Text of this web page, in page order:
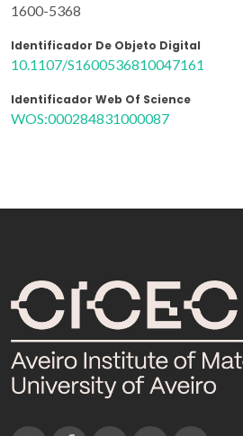
1600-5368
Identificador De Objeto Digital
10.1107/S1600536810047161
Identificador Web Of Science
WOS:000284831000087